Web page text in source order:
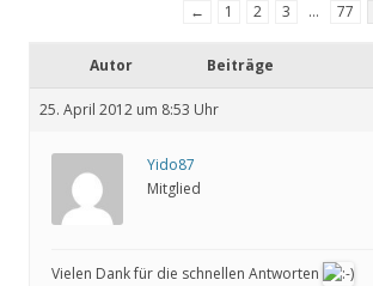
←
1 2 3 … 77
Autor Beiträge
25. April 2012 um 8:53 Uhr
Yido87
Mitglied
Vielen Dank für die schnellen Antworten